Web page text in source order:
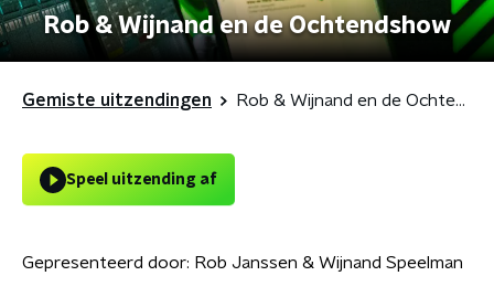
Rob & Wijnand en de Ochtendshow
Gemiste uitzendingen Rob & Wijnand en de Ochtendshow
Speel uitzending af
Gepresenteerd door: Rob Janssen & Wijnand Speelman